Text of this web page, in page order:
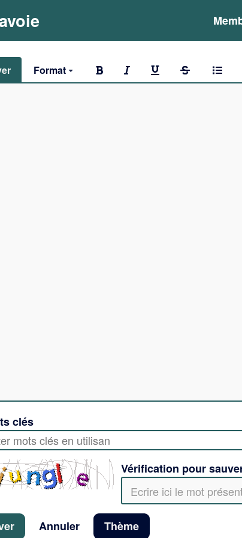
Format
clés
Vérification pour
Annuler Thème